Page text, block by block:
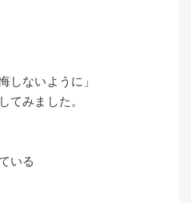
しないように」
てみました。
いる